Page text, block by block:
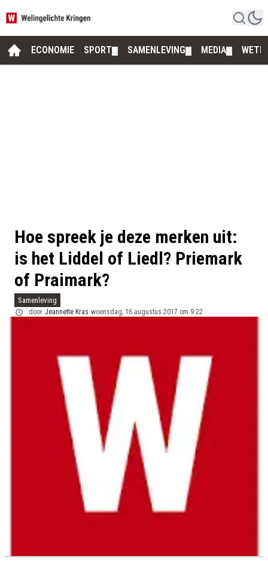
ECONOMIE SPORT SAMENLEVING MEDIA
Hoe spreek je deze merken uit:
is het Liddel of Liedl? Priemark
of Praimark?
Samenleving
door Jeannette Kras woensdag, 16 augustus 2017 om 9:22